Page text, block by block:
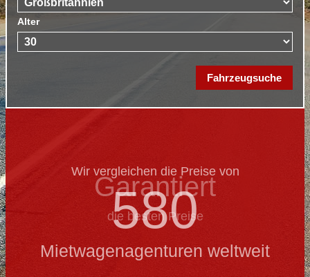
Alter
Wir vergleichen die Preise von
580
Mietwagenagenturen weltweit
Garantiert
die besten Preise